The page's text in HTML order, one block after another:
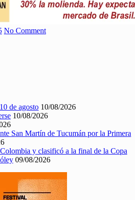
No Comment
de agosto 10/08/2026
10/08/2026
San Martín de Tucumán por la Primera
y clasificó a la final de la Copa
09/08/2026